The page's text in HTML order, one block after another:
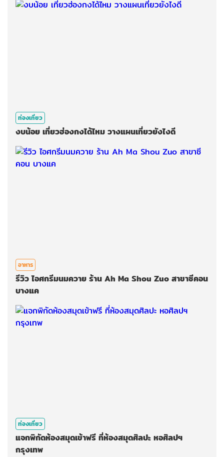
ท่องเที่ยว
งบน้อย เที่ยวฮ่องกงได้ไหม วางแผนเที่ยวยังไงดี
อาหาร
รีวิว ไอศกรีมนมควาย ร้าน Ah Ma Shou Zuo สาขาซีคอน
บางแค
ท่องเที่ยว
แจกพิกัดห้องสมุดเข้าฟรี ที่ห้องสมุดศิลปะ หอศิลปฯ
กรุงเทพ